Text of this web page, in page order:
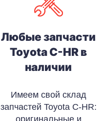
Любые запчасти
Toyota C-HR в
наличии
Имеем свой склад
запчастей Toyota C-HR:
оригинальные и